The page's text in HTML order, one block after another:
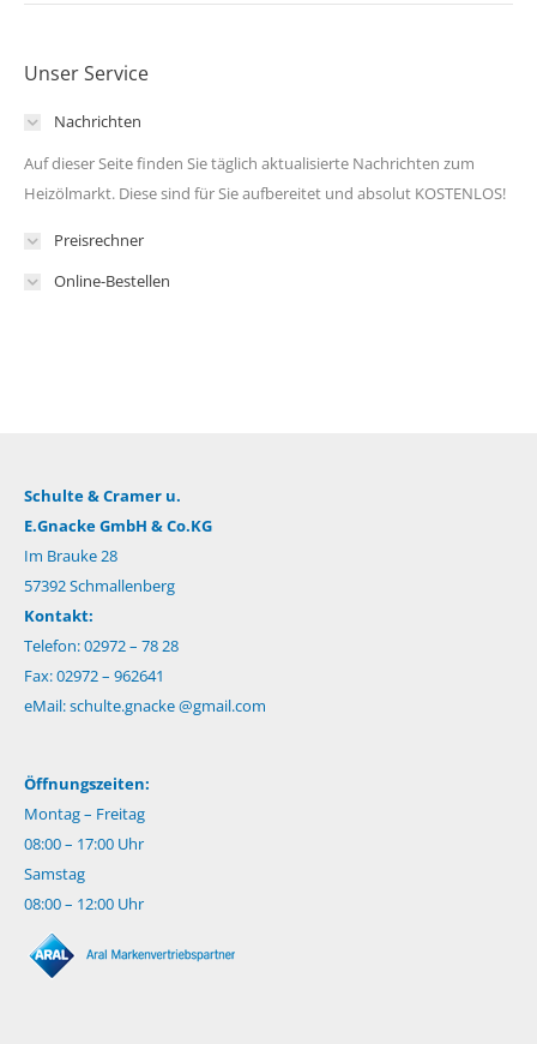
Unser Service
Nachrichten
Auf dieser Seite finden Sie täglich aktualisierte Nachrichten zum
Heizölmarkt. Diese sind für Sie aufbereitet und absolut KOSTENLOS!
Preisrechner
Online-Bestellen
Schulte & Cramer u.
E.Gnacke GmbH & Co.KG
Im Brauke 28
57392 Schmallenberg
Kontakt:
Telefon: 02972 – 78 28
Fax: 02972 – 962641
eMail:schulte.gnacke @gmail.com
Öffnungszeiten:
Montag – Freitag
08:00 – 17:00 Uhr
Samstag
08:00 – 12:00 Uhr